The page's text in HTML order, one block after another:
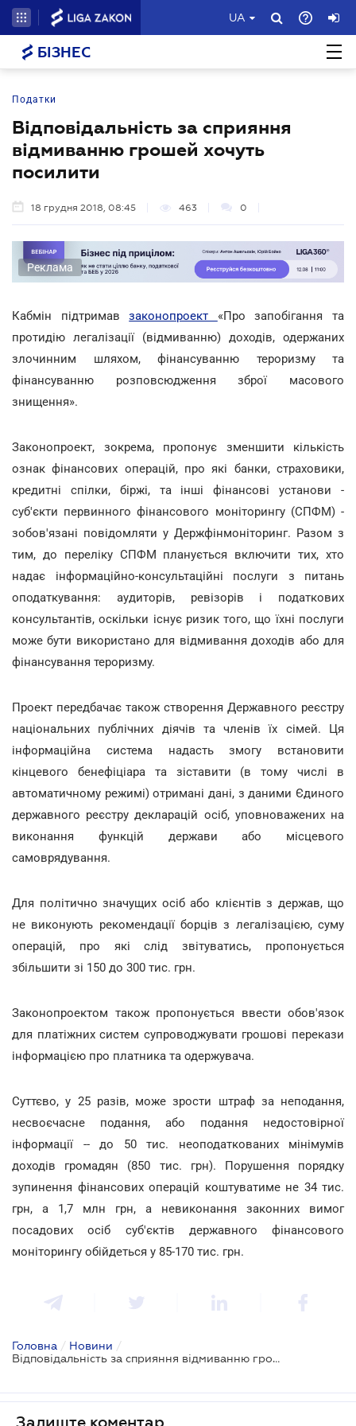
UA
БІЗНЕС
Податки
Відповідальність за сприяння
відмиванню грошей хочуть
посилити
18 грудня 2018, 08:45 463 0
Реклама
Кабмін підтримавзаконопроект «Пpo запобігання та
протидію легалізації (відмиванню) доходів, одержаних
злочинним шляхом, фінансуванню тероризму та
фінансуванню розповсюдження зброї масового
знищення».
Законопроект, зокрема, пропонує зменшити кількість
ознак фінансових операцій, про які банки, страховики,
кредитні спілки, біржі, та інші фінансові установи -
суб'єкти первинного фінансового моніторингу (СПФМ) -
зобов'язані повідомляти у Держфінмоніторинг. Разом з
тим, до переліку СПФМ планується включити тих, хто
надає інформаційно-консультаційні послуги з питань
оподаткування: аудиторів, ревізорів і податкових
консультантів, оскільки існує ризик того, що їхні послуги
може бути використано для відмивання доходів або для
фінансування тероризму.
Проект передбачає також створення Державного реєстру
національних публічних діячів та членів їх сімей. Ця
інформаційна система надасть змогу встановити
кінцевого бенефіціара та зіставити (в тому числі в
автоматичному режимі) отримані дані, з даними Єдиного
державного реєстру декларацій осіб, уповноважених на
виконання функцій держави або місцевого
самоврядування.
Для політично значущих осіб або клієнтів з держав, що
не виконують рекомендації борців з легалізацією, суму
операцій, про які слід звітуватись, пропонується
збільшити зі 150 до 300 тис. грн.
Законопроектом також пропонується ввести обов'язок
для платіжних систем супроводжувати грошові перекази
інформацією про платника та одержувача.
Суттєво, у 25 разів, може зрости штраф за неподання,
несвоєчасне подання, або подання недостовірної
інформації -- до 50 тис. неоподаткованих мінімумів
доходів громадян (850 тис. грн). Порушення порядку
зупинення фінансових операцій коштуватиме не 34 тис.
грн, а 1,7 млн грн, а невиконання законних вимог
посадових осіб суб'єктів державного фінансового
моніторингу обійдеться у 85-170 тис. грн.
Головна / Новини /
Відповідальність за сприяння відмиванню грошей хочуть посилити
Залиште коментар